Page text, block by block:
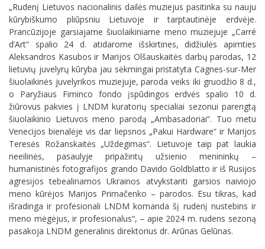
„Rudenį Lietuvos nacionalinis dailės muziejus pasitinka su nauju
kūrybiškumo pliūpsniu Lietuvoje ir tarptautinėje erdvėje.
Prancūzijoje garsiajame šiuolaikiniame meno muziejuje „Carré
d’Art“ spalio 24 d. atidarome išskirtines, didžiulės apimties
Aleksandros Kasubos ir Marijos Olšauskaitės darbų parodas, 12
lietuvių juvelyrų kūryba jau sėkmingai pristatyta Cagnes-sur-Mer
šiuolaikinės juvelyrikos muziejuje, paroda veiks iki gruodžio 8 d.,
o Paryžiaus Fiminco fondo įspūdingos erdvės spalio 10 d.
žiūrovus pakvies į LNDM kuratorių specialiai sezonui parengtą
šiuolaikinio Lietuvos meno parodą „Ambasadoriai“. Tuo metu
Venecijos bienalėje vis dar liepsnos „Pakui Hardware“ ir Marijos
Teresės Rožanskaitės „Uždegimas“. Lietuvoje taip pat laukia
neeilinės, pasaulyje pripažintų užsienio menininkų –
humanistinės fotografijos grando Davido Goldblatto ir iš Rusijos
agresijos tebealinamos Ukrainos atvykstanti garsios naiviojo
meno kūrėjos Marijos Primačenko – parodos. Esu tikras, kad
išradinga ir profesionali LNDM komanda šį rudenį nustebins ir
meno mėgėjus, ir profesionalus“, – apie 2024 m. rudens sezoną
pasakoja LNDM generalinis direktorius dr. Arūnas Gelūnas.